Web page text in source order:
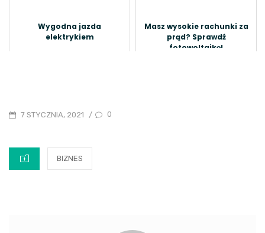
Wygodna jazda
elektrykiem
Masz wysokie rachunki za
prąd? Sprawdź
fotowoltaikę!
POSTED
7 STYCZNIA, 2021 / 0
CATEGORIES
BIZNES